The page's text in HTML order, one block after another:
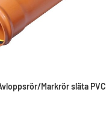
Markrör släta PVC